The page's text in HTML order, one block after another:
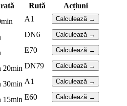
Rută
Acțiuni
A1 Calculează →
DN6 Calculează →
E70 Calculează →
20min DN79 Calculează →
30min A1 Calculează →
15min E60 Calculează →